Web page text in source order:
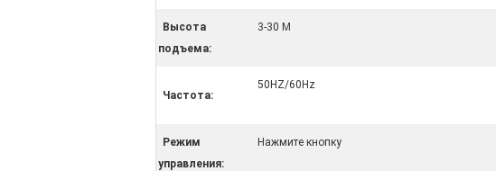
Высота
подъема:
3-30 М
Частота:
50HZ/60Hz
Режим
управления:
Нажмите кнопку